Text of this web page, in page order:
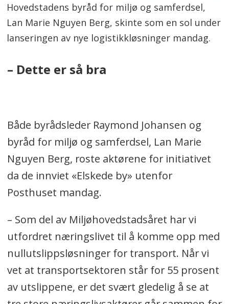
Hovedstadens byråd for miljø og samferdsel,
Lan Marie Nguyen Berg, skinte som en sol under
lanseringen av nye logistikkløsninger mandag.
– Dette er så bra
Både byrådsleder Raymond Johansen og
byråd for miljø og samferdsel, Lan Marie
Nguyen Berg, roste aktørene for initiativet
da de innviet «Elskede by» utenfor
Posthuset mandag.
– Som del av Miljøhovedstadsåret har vi
utfordret næringslivet til å komme opp med
nullutslippsløsninger for transport. Når vi
vet at transportsektoren står for 55 prosent
av utslippene, er det svært gledelig å se at